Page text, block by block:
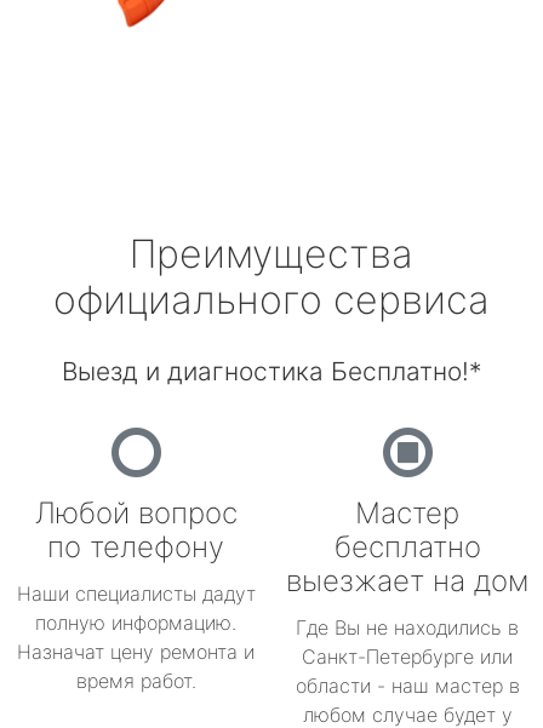
Преимущества
официального сервиса
Выезд и диагностика Бесплатно!*
Любой вопрос
по телефону
Наши специалисты дадут
полную информацию.
Назначат цену ремонта и
время работ.
Мастер
бесплатно
выезжает на дом
Где Вы не находились в
Санкт-Петербурге или
области - наш мастер в
любом случае будет у